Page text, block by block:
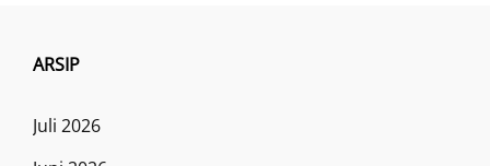
ARSIP
Juli 2026